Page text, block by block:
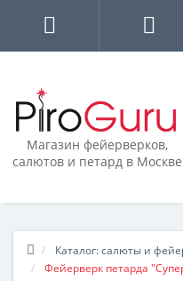
Магазин фейерверков,
салютов и петард в Москве
Каталог: салюты и
Фейерверк петарда